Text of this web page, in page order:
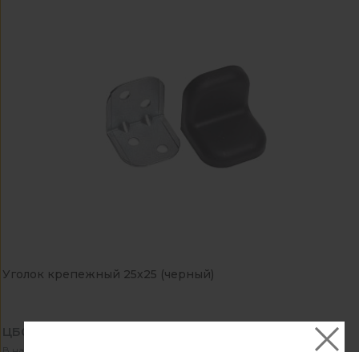
Уголок крепежный 25х25 (черный)
ЦБ043429